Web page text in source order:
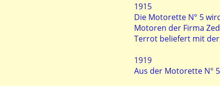
1915
Die Motorette N° 5
Motoren der Firma
Terrot beliefert mit
1919
Aus der Motorette N°